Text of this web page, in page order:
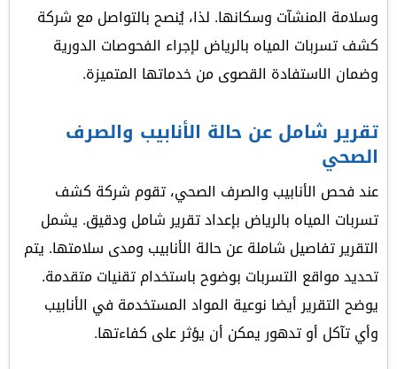
وسلامة المنشآت وسكانها. لذا، يُنصح بالتواصل مع شركة
كشف تسربات المياه بالرياض لإجراء الفحوصات الدورية
وضمان الاستفادة القصوى من خدماتها المتميزة.
تقرير شامل عن حالة الأنابيب والصرف
الصحي
عند فحص الأنابيب والصرف الصحي، تقوم شركة كشف
تسربات المياه بالرياض بإعداد تقرير شامل ودقيق. يشمل
التقرير تفاصيل شاملة عن حالة الأنابيب ومدى سلامتها. يتم
تحديد مواقع التسربات بوضوح باستخدام تقنيات متقدمة.
يوضح التقرير أيضا نوعية المواد المستخدمة في الأنابيب
وأي تآكل أو تدهور يمكن أن يؤثر على كفاءتها.